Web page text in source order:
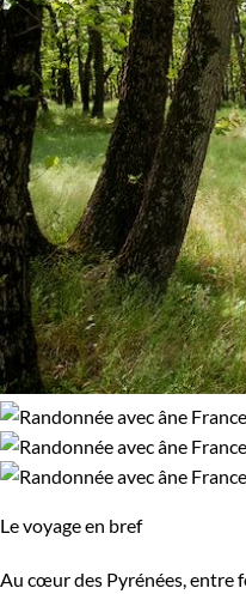
Le voyage en bref
Au cœur des Pyrénées, entre